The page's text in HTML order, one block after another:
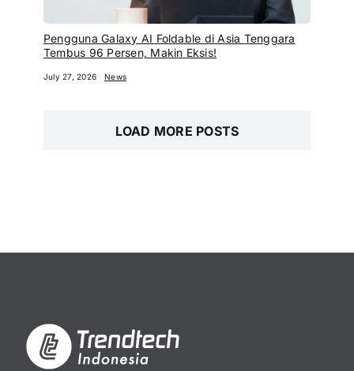
Pengguna Galaxy AI Foldable di Asia Tenggara
Tembus 96 Persen, Makin Eksis!
July 27, 2026 News
LOAD MORE POSTS